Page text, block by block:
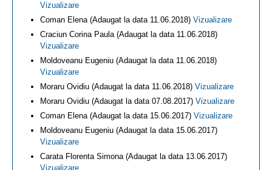
Vizualizare
Coman Elena (Adaugat la data 11.06.2018) Vizualizare
Craciun Corina Paula (Adaugat la data 11.06.2018)
Vizualizare
Moldoveanu Eugeniu (Adaugat la data 11.06.2018)
Vizualizare
Moraru Ovidiu (Adaugat la data 11.06.2018) Vizualizare
Moraru Ovidiu (Adaugat la data 07.08.2017) Vizualizare
Coman Elena (Adaugat la data 15.06.2017) Vizualizare
Moldoveanu Eugeniu (Adaugat la data 15.06.2017)
Vizualizare
Carata Florenta Simona (Adaugat la data 13.06.2017)
Vizualizare